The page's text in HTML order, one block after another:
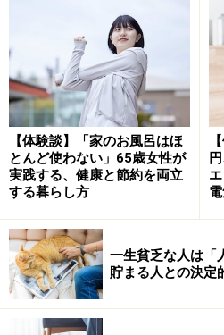
0.4％×60カ月（5年）＝24
15万円×24％＝3万6000円
15万円－3万6000円＝毎月
知っておきたい！繰上
繰上げ受給は、早くから受給
意が必要です。
また、手続き上の大事なルー
金」と「老齢厚生年金」は同
ばならないという原則がありま
【体験談】「家のお風呂はほ
とんど使わない」65歳女性が
実践する、健康と節約を両立
する暮らし方
一生貧乏な人は「
貯まる人との決定